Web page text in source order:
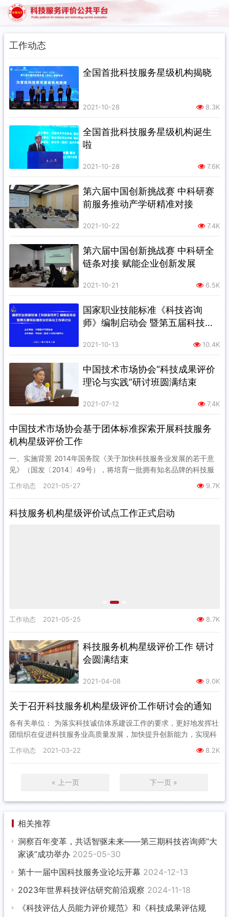
工作动态
全国首批科技服务星级机构揭晓
2021-10-28 8.3K
全国首批科技服务星级机构诞生
啦
2021-10-28 7.6K
第六届中国创新挑战赛 中科研赛
前服务推动产学研精准对接
2021-10-22 7.4K
第六届中国创新挑战赛 中科研全
链条对接 赋能企业创新发展
2021-10-21 6.5K
国家职业技能标准《科技咨询
师》编制启动会 暨第五届科技服
2021-10-13 10.4K
中国技术市场协会“科技成果评价
理论与实践”研讨班圆满结束
2021-07-12 7.4K
中国技术市场协会基于团体标准探索开展科技服务
机构星级评价工作
一、实施背景 2014年国务院《关于加快科技服务业发展的若干意
见》（国发〔2014〕49号），将培育一批拥有知名品牌的科技服
务机构和龙头企业确定为发展目标。提出到2020年，我国基…
工作动态 2021-05-27 9.7K
科技服务机构星级评价试点工作正式启动
工作动态 2021-05-25 8.7K
科技服务机构星级评价工作 研讨
会圆满结束
2021-04-08 9.0K
关于召开科技服务机构星级评价工作研讨会的通知
各有关单位： 为落实科技诚信体系建设工作的要求，更好地发挥社
团组织在促进科技服务业高质量发展，加快提升创新能力，实现科
技自立自强的主动性和创造性作用。经过积极组织和筹备，中国技
术市…
工作动态 2021-03-22 8.2K
« 上一页 下一页 »
相关推荐
洞察百年变革，共话智驱未来——第三期科技咨询师“大
家谈”成功举办 2025-05-30
第十一届中国科技服务业论坛开幕 2024-12-13
2023年世界科技评估研究前沿观察 2024-11-18
《科技评估人员能力评价规范》和《科技成果评估规